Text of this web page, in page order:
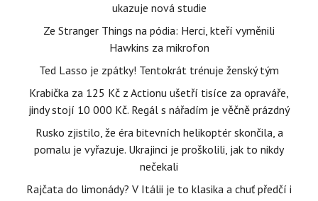
ukazuje nová studie
Ze Stranger Things na pódia: Herci, kteří vyměnili
Hawkins za mikrofon
Ted Lasso je zpátky! Tentokrát trénuje ženský tým
Krabička za 125 Kč z Actionu ušetří tisíce za opraváře,
jindy stojí 10 000 Kč. Regál s nářadím je věčně prázdný
Rusko zjistilo, že éra bitevních helikoptér skončila, a
pomalu je vyřazuje. Ukrajinci je proškolili, jak to nikdy
nečekali
Rajčata do limonády? V Itálii je to klasika a chuť předčí i